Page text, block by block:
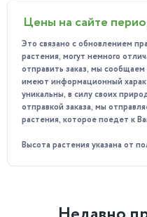
Цены на сайте
Это связано с обновлением
растения, могут немного
отправить заказ, мы
имеют информационный
уникальны, в силу своих
отправкой заказа, мы
растения, которое поедет к
Высота растения указана от